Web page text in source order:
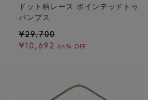
ドット柄レース ポインテッドトゥ
パンプス
¥29,700
¥10,692
64% OFF